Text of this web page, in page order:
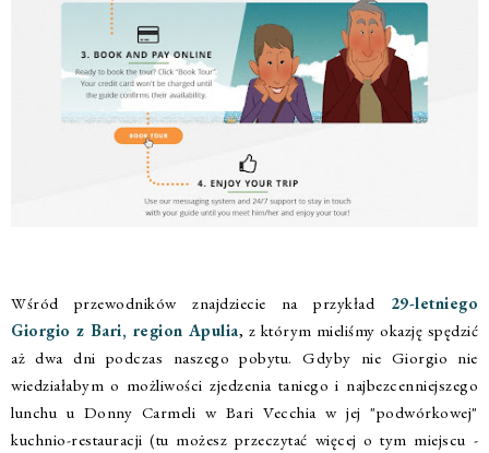
Wśród przewodników znajdziecie na przykład 29-letniego
Giorgio z Bari, region Apulia, z którym mieliśmy okazję spędzić
aż dwa dni podczas naszego pobytu. Gdyby nie Giorgio nie
wiedziałabym o możliwości zjedzenia taniego i najbezcenniejszego
lunchu u Donny Carmeli w Bari Vecchia w jej "podwórkowej"
kuchnio-restauracji (tu możesz przeczytać więcej o tym miejscu -